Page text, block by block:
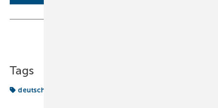
Tags
deutsche